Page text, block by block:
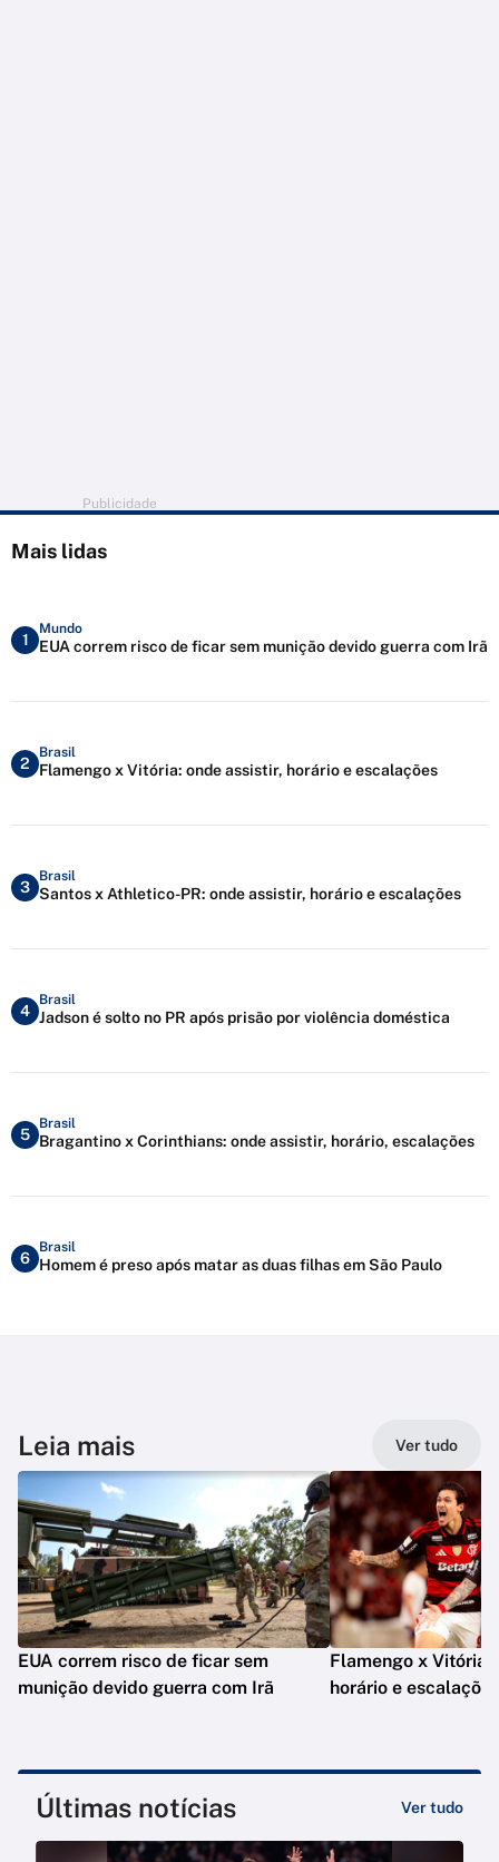
Publicidade
Mais lidas
1
Mundo
EUA correm risco de ficar sem munição devido guerra com Irã
2
Brasil
Flamengo x Vitória: onde assistir, horário e escalações
3
Brasil
Santos x Athletico-PR: onde assistir, horário e escalações
4
Brasil
Jadson é solto no PR após prisão por violência doméstica
5
Brasil
Bragantino x Corinthians: onde assistir, horário, escalações
6
Brasil
Homem é preso após matar as duas filhas em São Paulo
Leia mais Ver tudo
EUA correm risco de ficar sem
munição devido guerra com Irã
Flamengo x Vitória:
horário e escalações
Últimas notícias Ver tudo